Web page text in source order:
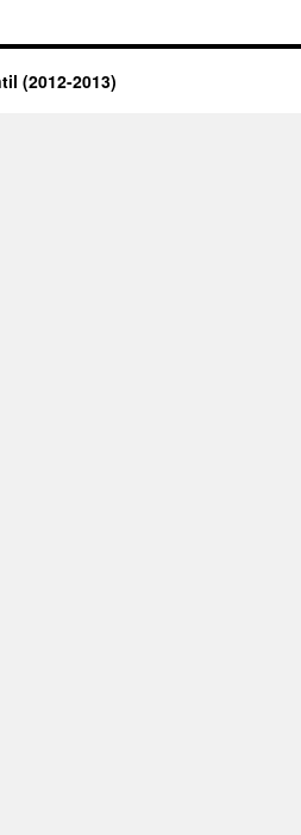
(2012-2013)